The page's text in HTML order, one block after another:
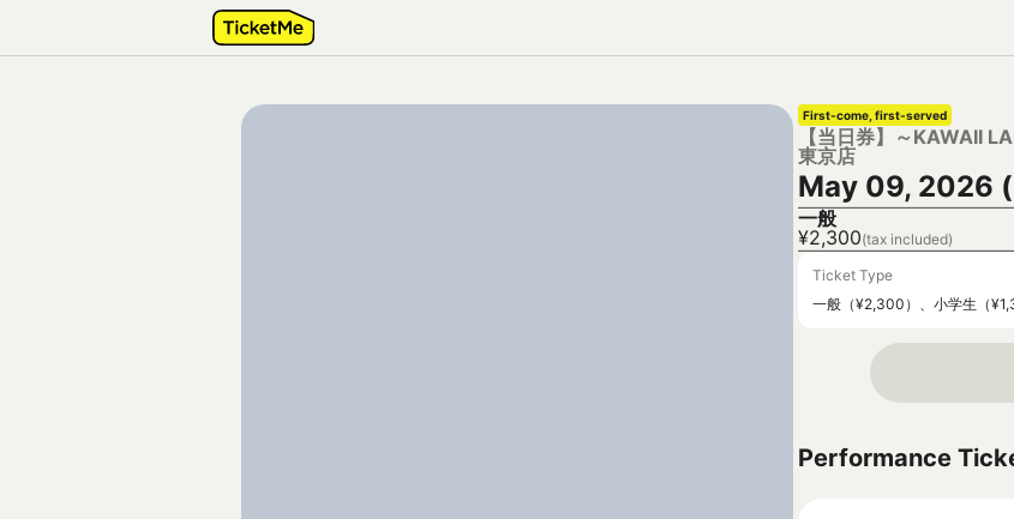
First-come, first-served
【当日券】～KAWAII
東京店
May 09, 2026
一般
¥2,300(tax included)
Ticket Type
一般（¥2,300）、小学生（
Performance